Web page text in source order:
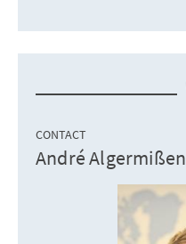
CONTACT
André Algermißen